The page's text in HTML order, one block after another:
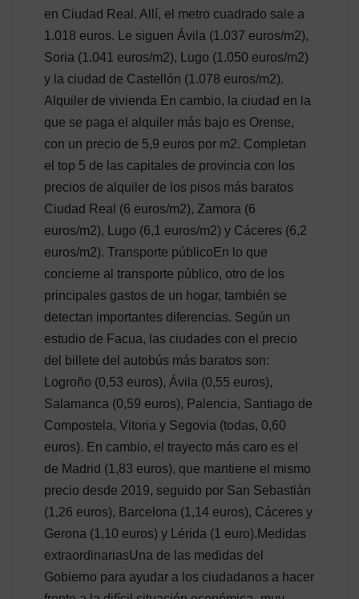
en Ciudad Real. Allí, el metro cuadrado sale a
1.018 euros. Le siguen Ávila (1.037 euros/m2),
Soria (1.041 euros/m2), Lugo (1.050 euros/m2)
y la ciudad de Castellón (1.078 euros/m2).
Alquiler de vivienda En cambio, la ciudad en la
que se paga el alquiler más bajo es Orense,
con un precio de 5,9 euros por m2. Completan
el top 5 de las capitales de provincia con los
precios de alquiler de los pisos más baratos
Ciudad Real (6 euros/m2), Zamora (6
euros/m2), Lugo (6,1 euros/m2) y Cáceres (6,2
euros/m2). Transporte públicoEn lo que
concierne al transporte público, otro de los
principales gastos de un hogar, también se
detectan importantes diferencias. Según un
estudio de Facua, las ciudades con el precio
del billete del autobús más baratos son:
Logroño (0,53 euros), Ávila (0,55 euros),
Salamanca (0,59 euros), Palencia, Santiago de
Compostela, Vitoria y Segovia (todas, 0,60
euros). En cambio, el trayecto más caro es el
de Madrid (1,83 euros), que mantiene el mismo
precio desde 2019, seguido por San Sebastián
(1,26 euros), Barcelona (1,14 euros), Cáceres y
Gerona (1,10 euros) y Lérida (1 euro).Medidas
extraordinariasUna de las medidas del
Gobierno para ayudar a los ciudadanos a hacer